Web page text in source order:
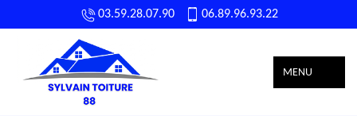
03.59.28.07.90 06.89.96.93.22
MENU